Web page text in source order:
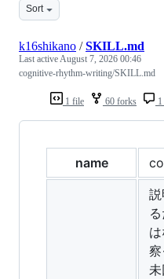
Sort
1 file 60 forks
k16shikano /SKILL.md
Last activeAugust 7, 2026 00:46
cognitive-rhythm-writing/SKILL.md
name